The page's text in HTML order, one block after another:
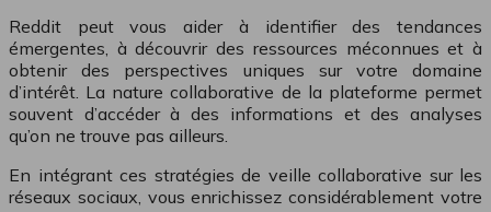
Reddit peut vous aider à identifier des tendances
émergentes, à découvrir des ressources méconnues et à
obtenir des perspectives uniques sur votre domaine
d’intérêt. La nature collaborative de la plateforme permet
souvent d’accéder à des informations et des analyses
qu’on ne trouve pas ailleurs.
En intégrant ces stratégies de veille collaborative sur les
réseaux sociaux, vous enrichissez considérablement votre